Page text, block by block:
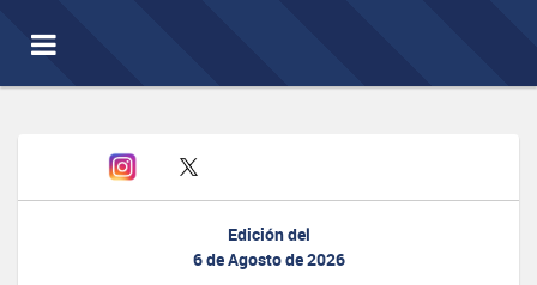
Toggle
navigation
Edición del
6 de Agosto de 2026